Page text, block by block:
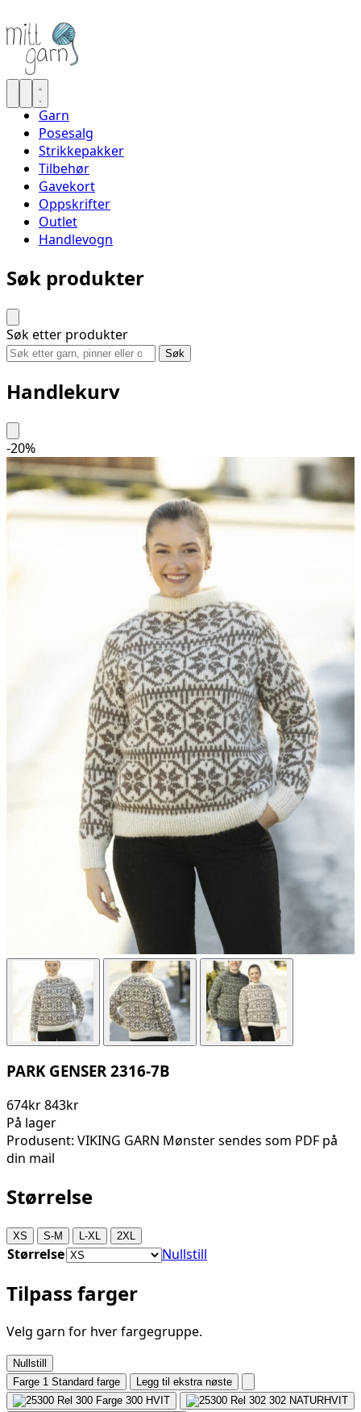
Garn
Posesalg
Strikkepakker
Tilbehør
Gavekort
Oppskrifter
Outlet
Handlevogn
Søk produkter
Søk etter produkter
Søk
Handlekurv
-20%
PARK GENSER 2316-7B
674kr843kr
På lager
Produsent: VIKING GARN Mønster sendes som PDF på
din mail
Størrelse
XS S-M L-XL 2XL
Størrelse Nullstill
Tilpass farger
Velg garn for hver fargegruppe.
Nullstill
Farge 1 Standard farge
Legg til ekstra nøste
300 HVIT 302 NATURHVIT